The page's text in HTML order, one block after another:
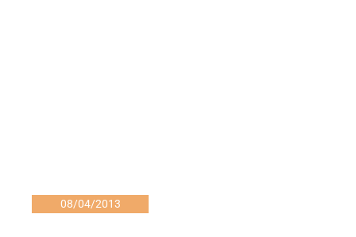
08/04/2013